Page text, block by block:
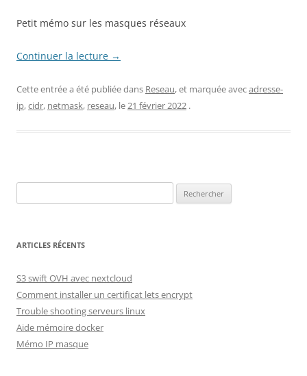
Petit mémo sur les masques réseaux
Continuer la lecture →
Cette entrée a été publiée dans Reseau, et marquée avecadresse-
ip,cidr, netmask, reseau, le21 février 2022 .
ARTICLES RÉCENTS
S3 swift OVH avec nextcloud
Comment installer un certificat lets encrypt
Trouble shooting serveurs linux
Aide mémoire docker
Mémo IP masque